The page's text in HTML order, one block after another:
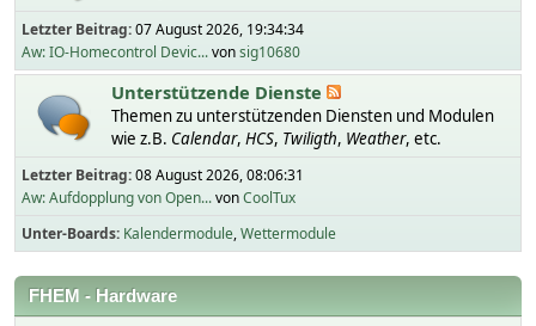
Letzter Beitrag:07 August 2026, 19:34:34
Aw: IO-Homecontrol Devic...vonsig10680
Unterstützende Dienste
Themen zu unterstützenden Diensten und Modulen
wie z.B. Calendar, HCS, Twiligth, Weather, etc.
Letzter Beitrag:08 August 2026, 08:06:31
Aw: Aufdopplung von Open...vonCoolTux
Unter-Boards Kalendermodule Wettermodule
FHEM - Hardware